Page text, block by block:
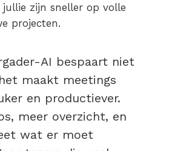
zijn sneller op volle
projecten.
AI bespaart niet
maakt meetings
en productiever.
meer overzicht, en
wat er moet